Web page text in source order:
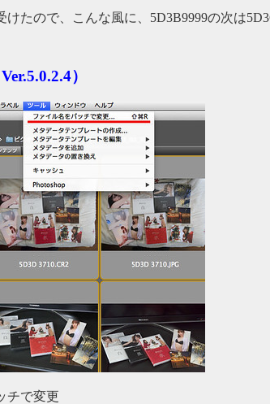
たので、こんな風に、5D3B9999の次は
）
チで変更